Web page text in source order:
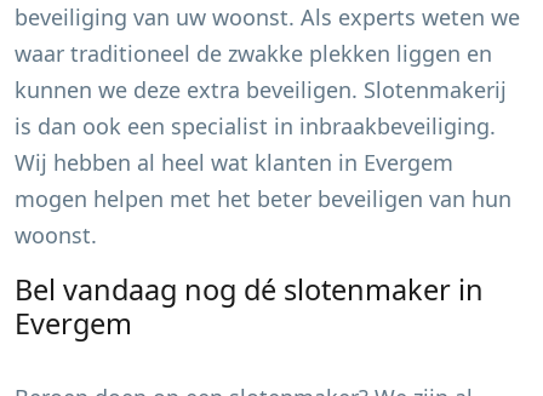
beveiliging van uw woonst. Als experts weten we
waar traditioneel de zwakke plekken liggen en
kunnen we deze extra beveiligen. Slotenmakerij
is dan ook een specialist in inbraakbeveiliging.
Wij hebben al heel wat klanten in Evergem
mogen helpen met het beter beveiligen van hun
woonst.
Bel vandaag nog dé slotenmaker in
Evergem